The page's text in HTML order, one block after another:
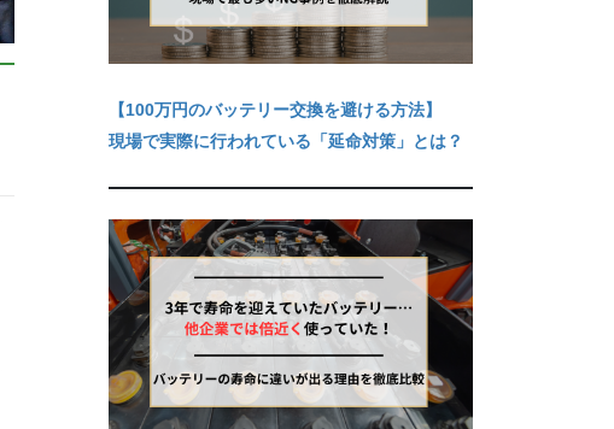
【100万円のバッテリー交換を避ける方法】
現場で実際に行われている「延命対策」とは？